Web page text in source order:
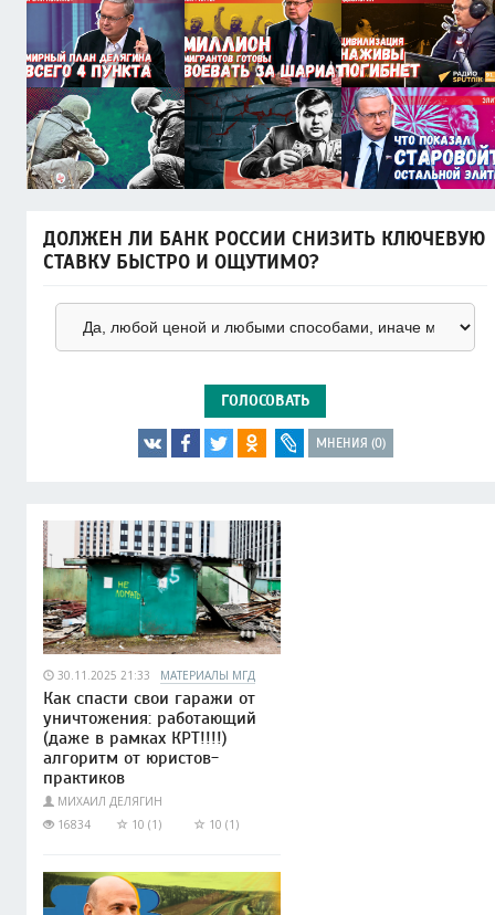
ДОЛЖЕН ЛИ БАНК РОССИИ СНИЗИТЬ КЛЮЧЕВУЮ
СТАВКУ БЫСТРО И ОЩУТИМО?
ГОЛОСОВАТЬ
МНЕНИЯ (0)
30.11.2025 21:33 МАТЕРИАЛЫ МГД
Как спасти свои гаражи от
уничтожения: работающий
(даже в рамках КРТ!!!!)
алгоритм от юристов-
практиков
МИХАИЛ ДЕЛЯГИН
16834
10 (1) 10 (1)